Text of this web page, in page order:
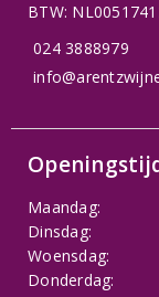
BTW:
024 3888979
Maandag:
Dinsdag:
Woensdag:
Donderdag: